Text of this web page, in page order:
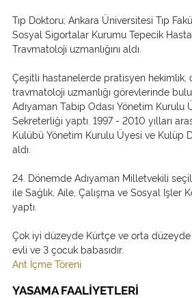
Tıp Doktoru; Ankara Üniversitesi Tıp
Sosyal Sigortalar Kurumu Tepecik
Travmatoloji uzmanlığını aldı.
Çeşitli hastanelerde pratisyen hekimlik,
travmatoloji uzmanlığı görevlerinde
Adıyaman Tabip Odası Yönetim Kurulu
Sekreterliği yaptı. 1997 - 2010 yılları
Kulübü Yönetim Kurulu Üyesi ve Kulüp
aldı.
24. Dönemde Adıyaman Milletvekili
ile Sağlık, Aile, Çalışma ve Sosyal İşler
yaptı.
Çok iyi düzeyde Kürtçe ve orta düzeyde
evli ve 3 çocuk babasıdır.
Ant İçme Töreni
YASAMA FAALİYETLERİ